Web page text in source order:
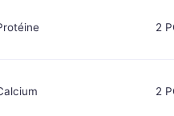
2
2